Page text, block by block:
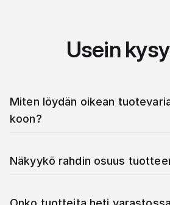
Usein
Miten löydän oikean
koon?
Näkyykö rahdin osuus